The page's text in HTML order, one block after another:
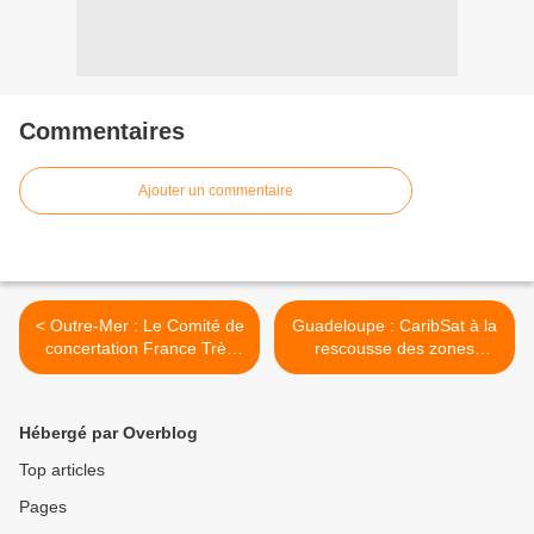
Commentaires
Ajouter un commentaire
< Outre-Mer : Le Comité de
concertation France Très
Haut Débit examinera 4
Guadeloupe : CaribSat à la
rescousse des zones
blanches du Grand-Bourg >
Hébergé par Overblog
Top articles
Pages